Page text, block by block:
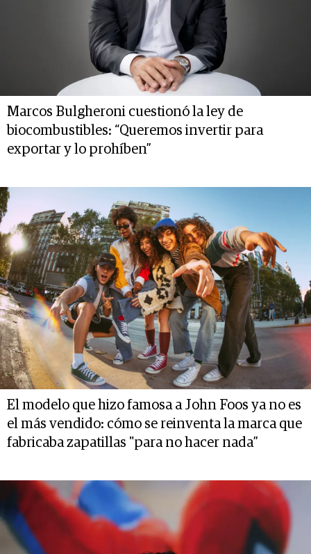
Marcos Bulgheroni cuestionó la ley de
biocombustibles: “Queremos invertir para
exportar y lo prohíben”
El modelo que hizo famosa a John Foos ya no es
el más vendido: cómo se reinventa la marca que
fabricaba zapatillas "para no hacer nada”